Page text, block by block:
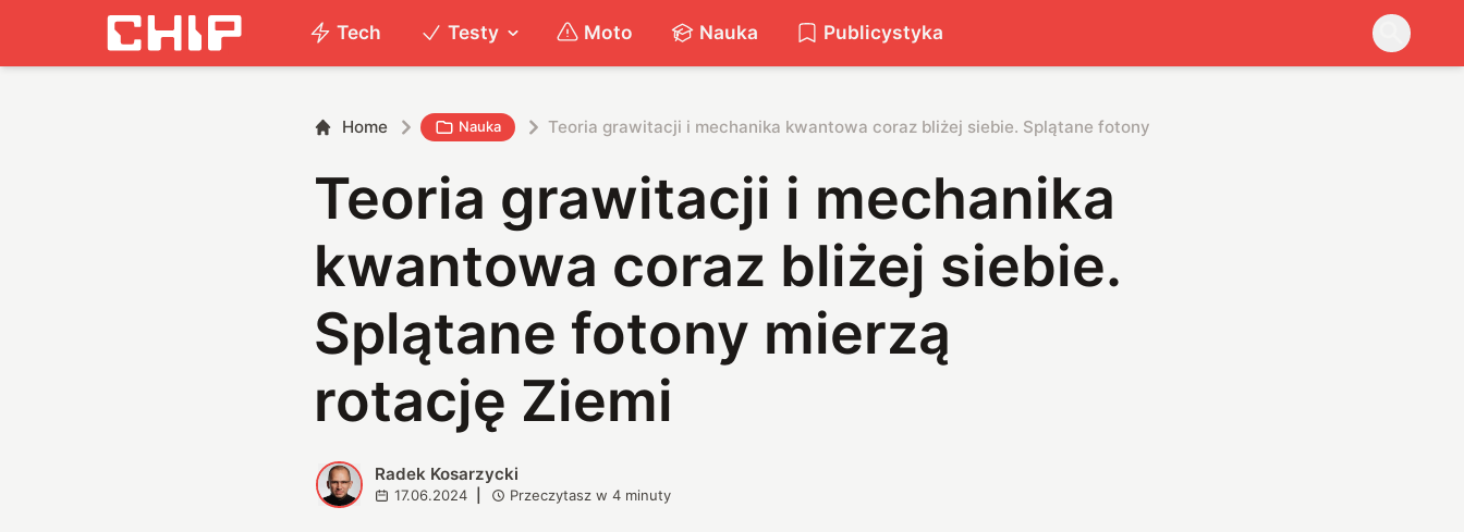
Tech Testy Moto Nauka Publicystyka
Home Nauka Teoria grawitacji i mechanika kwantowa coraz bliżej siebie. Splątane fotony mierzą rotację Ziemi
Teoria grawitacji i mechanika
kwantowa coraz bliżej siebie.
Splątane fotony mierzą
rotację Ziemi
R Radek Kosarzycki
17.06.2024 Przeczytasz w4 minuty